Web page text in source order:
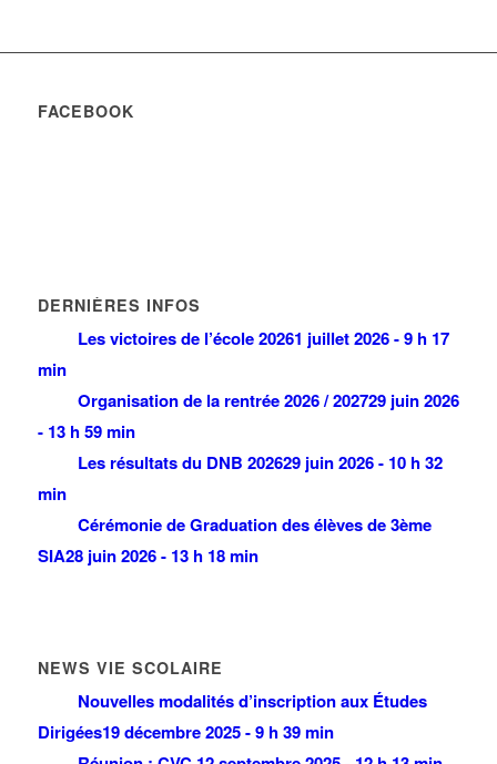
FACEBOOK
DERNIÈRES INFOS
Les victoires de l’école 20261 juillet 2026 - 9 h 17
min
Organisation de la rentrée 2026 / 202729 juin 2026
- 13 h 59 min
Les résultats du DNB 202629 juin 2026 - 10 h 32
min
Cérémonie de Graduation des élèves de 3ème
SIA28 juin 2026 - 13 h 18 min
NEWS VIE SCOLAIRE
Nouvelles modalités d’inscription aux Études
Dirigées19 décembre 2025 - 9 h 39 min